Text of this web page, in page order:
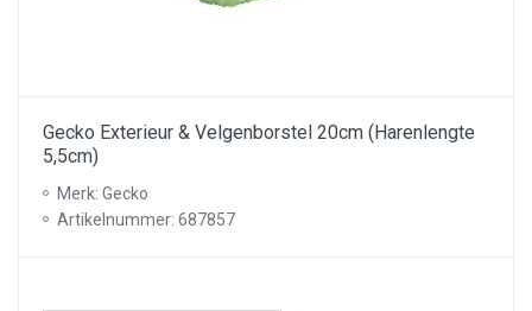
Gecko Exterieur & Velgenborstel 20cm (Harenlengte
5,5cm)
Merk: Gecko
Artikelnummer: 687857